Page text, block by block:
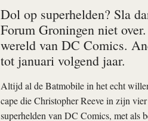
Dol op superhelden? Sla
Forum Groningen niet
wereld van DC Comics.
tot januari volgend jaar.
Altijd al de Batmobile in het echt
cape die Christopher Reeve in zijn vier
superhelden van DC Comics, met als